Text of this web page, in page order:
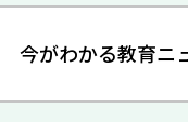
今がわかる教育ニ